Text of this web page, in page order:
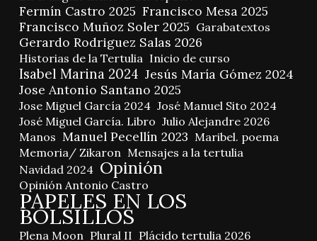
Fermín Castro 2025 Francisco Mesa 2025
Francisco Muñoz Soler 2025 Garabatextos
Gerardo Rodriguez Salas 2026
Historias de la Tertulia Inicio de curso
Isabel Marina 2024 Jesús María Gómez 2024
Jose Antonio Santano 2025
Jose Miguel García 2024 José Manuel Sito 2024
José Miguel García. Libro Julio Alejandre 2026
Manos Manuel Pecellín 2023 Maribel. poema
Memoria/ Zikaron Mensajes a la tertulia
Navidad 2024 Opinión
Opinión Antonio Castro
PAPELES EN LOS
BOLSILLOS
Plena Moon Plural II Plácido tertulia 2026